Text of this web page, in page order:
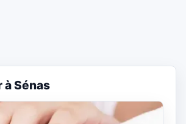
Sénas